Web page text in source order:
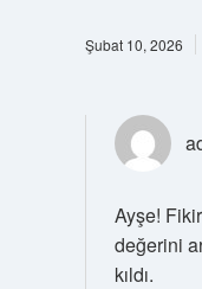
Şubat 10, 2026
Ayşe!
değerini
kıldı.